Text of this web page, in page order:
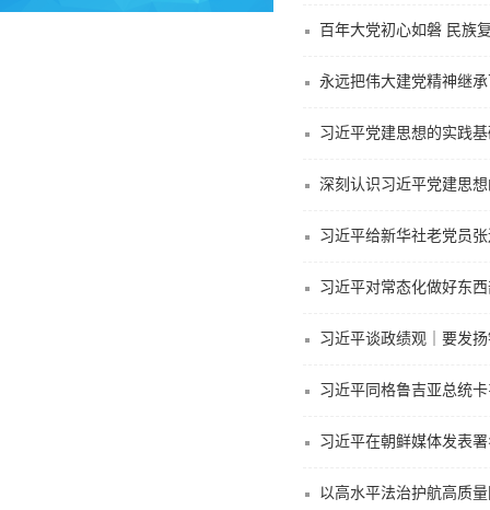
百年大党初心如磐 民族
永远把伟大建党精神继
习近平党建思想的实践
深刻认识习近平党建思
习近平给新华社老党员
习近平对常态化做好东
习近平谈政绩观｜要发
习近平同格鲁吉亚总统
习近平在朝鲜媒体发表
以高水平法治护航高质